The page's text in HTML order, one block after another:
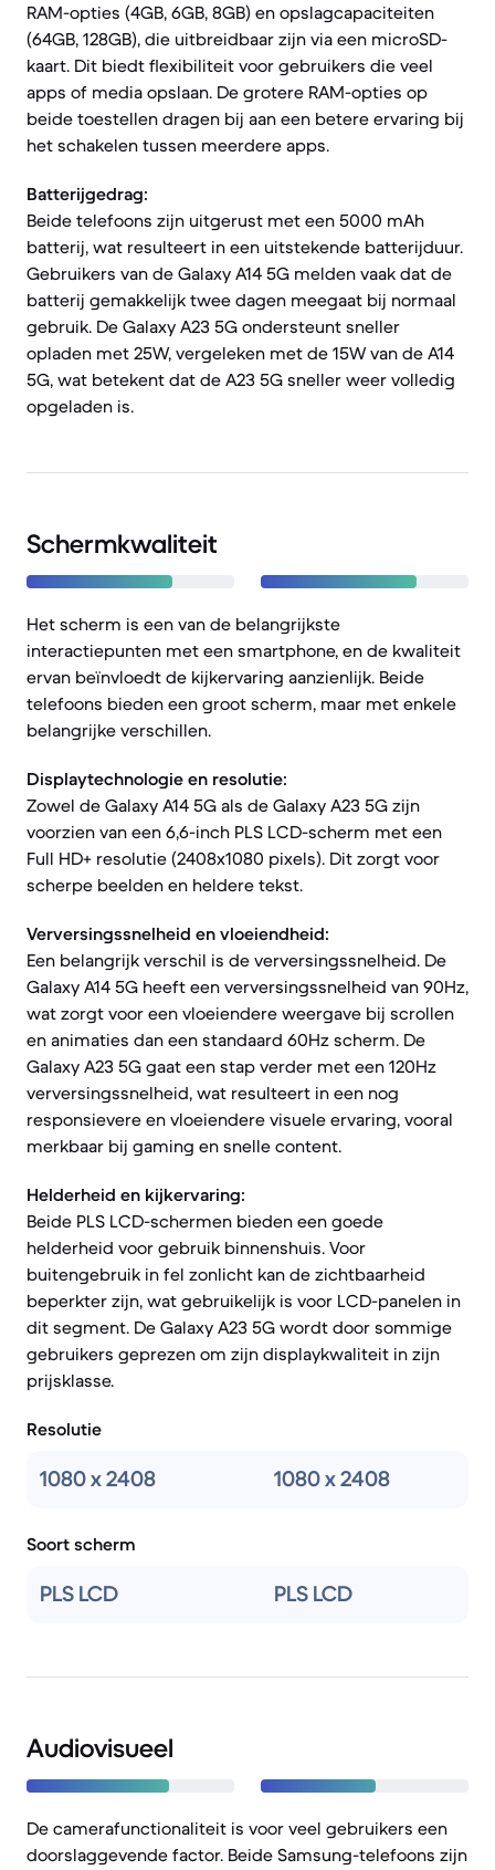
RAM-opties (4GB, 6GB, 8GB) en opslagcapaciteiten
(64GB, 128GB), die uitbreidbaar zijn via een microSD-
kaart. Dit biedt flexibiliteit voor gebruikers die veel
apps of media opslaan. De grotere RAM-opties op
beide toestellen dragen bij aan een betere ervaring bij
het schakelen tussen meerdere apps.
Batterijgedrag:
Beide telefoons zijn uitgerust met een 5000 mAh
batterij, wat resulteert in een uitstekende batterijduur.
Gebruikers van de Galaxy A14 5G melden vaak dat de
batterij gemakkelijk twee dagen meegaat bij normaal
gebruik. De Galaxy A23 5G ondersteunt sneller
opladen met 25W, vergeleken met de 15W van de A14
5G, wat betekent dat de A23 5G sneller weer volledig
opgeladen is.
Schermkwaliteit
Het scherm is een van de belangrijkste
interactiepunten met een smartphone, en de kwaliteit
ervan beïnvloedt de kijkervaring aanzienlijk. Beide
telefoons bieden een groot scherm, maar met enkele
belangrijke verschillen.
Displaytechnologie en resolutie:
Zowel de Galaxy A14 5G als de Galaxy A23 5G zijn
voorzien van een 6,6-inch PLS LCD-scherm met een
Full HD+ resolutie (2408x1080 pixels). Dit zorgt voor
scherpe beelden en heldere tekst.
Verversingssnelheid en vloeiendheid:
Een belangrijk verschil is de verversingssnelheid. De
Galaxy A14 5G heeft een verversingssnelheid van 90Hz,
wat zorgt voor een vloeiendere weergave bij scrollen
en animaties dan een standaard 60Hz scherm. De
Galaxy A23 5G gaat een stap verder met een 120Hz
verversingssnelheid, wat resulteert in een nog
responsievere en vloeiendere visuele ervaring, vooral
merkbaar bij gaming en snelle content.
Helderheid en kijkervaring:
Beide PLS LCD-schermen bieden een goede
helderheid voor gebruik binnenshuis. Voor
buitengebruik in fel zonlicht kan de zichtbaarheid
beperkter zijn, wat gebruikelijk is voor LCD-panelen in
dit segment. De Galaxy A23 5G wordt door sommige
gebruikers geprezen om zijn displaykwaliteit in zijn
prijsklasse.
Resolutie
1080 x 2408 1080 x 2408
Soort scherm
PLS LCD PLS LCD
Audiovisueel
De camerafunctionaliteit is voor veel gebruikers een
doorslaggevende factor. Beide Samsung-telefoons zijn